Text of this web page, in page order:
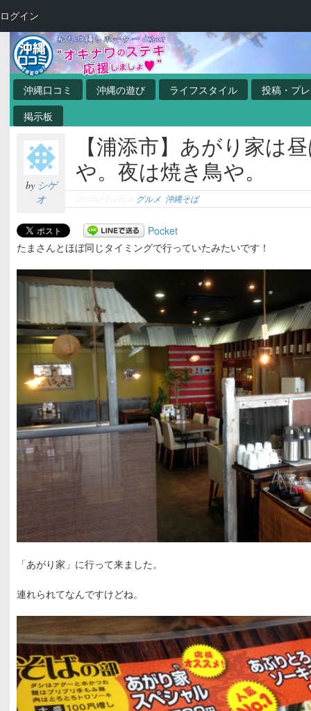
沖縄口コミ 沖縄の遊び ライフスタイル
投稿・プ
掲示板
by シゲ
オ
【浦添市】あがり家は
や。夜は焼き鳥や。
グルメ 沖縄そば
Pocket
たまさんとほぼ同じタイミングで行っていたみたいです！
「あがり家」に行って来ました。
連れられてなんですけどね。
ログイン